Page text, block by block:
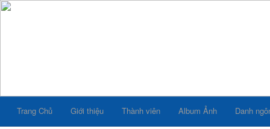
Trang Chủ Giới thiệu Thành viên Album Ảnh Danh